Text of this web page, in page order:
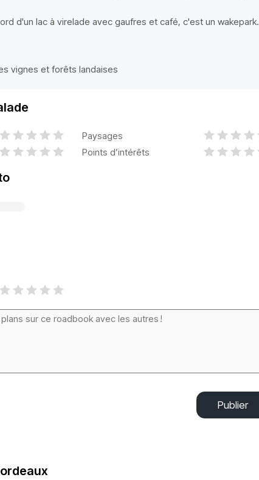
d'un lac à virelade avec gaufres et café, c'est un wakepark.
vignes et forêts landaises
Paysages
Points d’intérêts
Publier